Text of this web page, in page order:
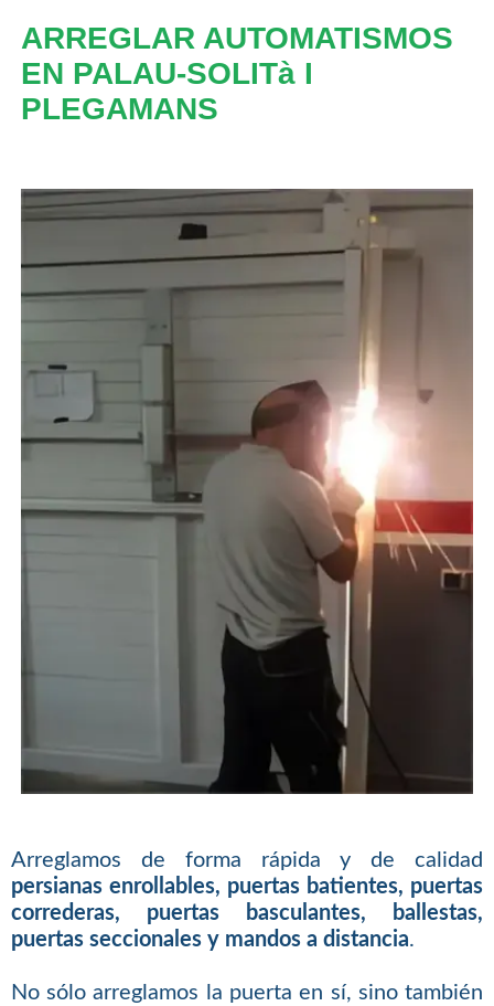
ARREGLAR AUTOMATISMOS
EN PALAU-SOLITà I
PLEGAMANS
Arreglamos de forma rápida y de calidad
persianas enrollables, puertas batientes, puertas
correderas, puertas basculantes, ballestas,
puertas seccionales y mandos a distancia.
No sólo arreglamos la puerta en sí, sino también